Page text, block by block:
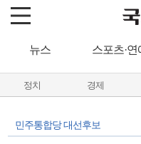
뉴스 스포츠·연
정치 경제
민주통합당 대선후보